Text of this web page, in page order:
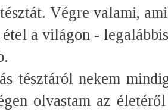
Végre valami,
a világon -
tésztáról nekem
olvastam az